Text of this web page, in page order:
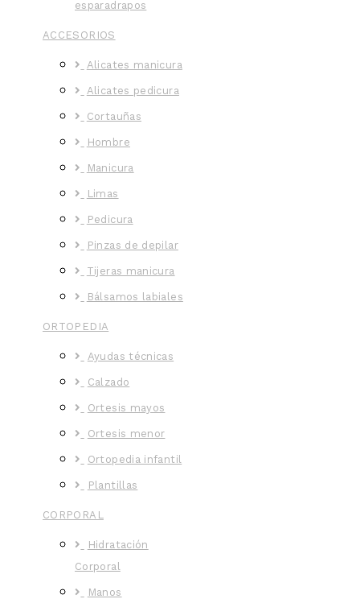
esparadrapos
ACCESORIOS
Alicates manicura
Alicates pedicura
Cortauñas
Hombre
Manicura
Limas
Pedicura
Pinzas de depilar
Tijeras manicura
Bálsamos labiales
ORTOPEDIA
Ayudas técnicas
Calzado
Ortesis mayos
Ortesis menor
Ortopedia infantil
Plantillas
CORPORAL
Hidratación
Corporal
Manos